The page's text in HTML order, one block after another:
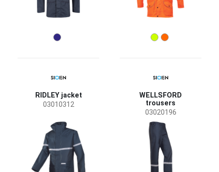
RIDLEY jacket
03010312
WELLSFORD
trousers
03020196